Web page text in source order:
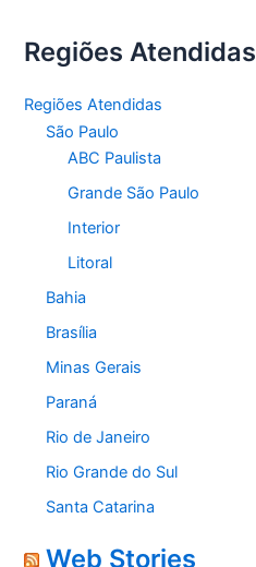
Regiões Atendidas
Regiões Atendidas
São Paulo
ABC Paulista
Grande São Paulo
Interior
Litoral
Bahia
Brasília
Minas Gerais
Paraná
Rio de Janeiro
Rio Grande do Sul
Santa Catarina
Web Stories